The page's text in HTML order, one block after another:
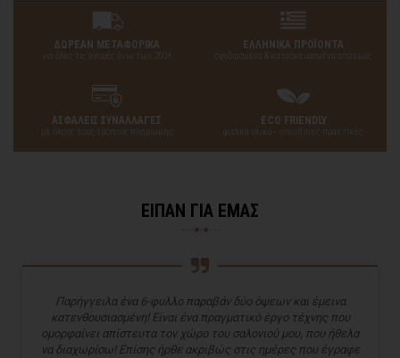
ΔΩΡΕΑΝ ΜΕΤΑΦΟΡΙΚΑ
για όλες τις αγορές άνω των 200€
ΕΛΛΗΝΙΚΑ ΠΡΟΪΟΝΤΑ
σχεδιασμένα & κατασκευασμένα από εμάς
ΑΣΦΑΛΕΙΣ ΣΥΝΑΛΛΑΓΕΣ
με όλους τους τρόπους πληρωμής
ECO FRIENDLY
φυσικά υλικά - υπεύθυνες πρακτικές
ΕΙΠΑΝ ΓΙΑ ΕΜΑΣ
Παρήγγειλα ένα 6-φυλλο παραβάν δύο όψεων και έμεινα
κατενθουσιασμένη! Είναι ένα πραγματικό έργο τέχνης που
ομορφαίνει απίστευτα τον χώρο του σαλονιού μου, που ήθελα
να διαχωρίσω! Επίσης ήρθε ακριβώς στις ημέρες που έγραφε